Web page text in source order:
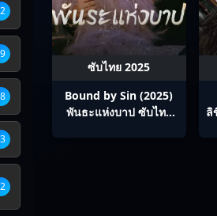
ซับไทย 2025
Bound by Sin (2025)
พันธะแห่งบาป ซับไทย
ลิ